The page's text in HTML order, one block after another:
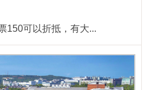
150可以折抵，有大...